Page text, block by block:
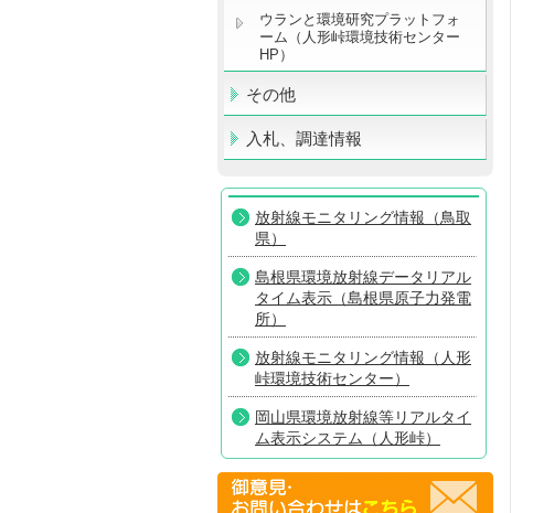
ウランと環境研究プラットフォ
ーム（人形峠環境技術センター
HP）
その他
入札、調達情報
放射線モニタリング情報（鳥取
県）
島根県環境放射線データリアル
タイム表示（島根県原子力発電
所）
放射線モニタリング情報（人形
峠環境技術センター）
岡山県環境放射線等リアルタイ
ム表示システム（人形峠）
放射線モニタリング情報共有・
公表システム（原子力規制委員